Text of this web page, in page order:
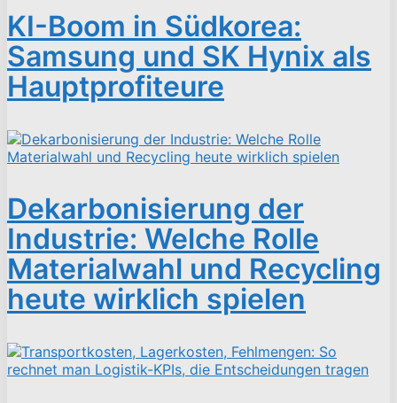
KI-Boom in Südkorea:
Samsung und SK Hynix als
Hauptprofiteure
Dekarbonisierung der
Industrie: Welche Rolle
Materialwahl und Recycling
heute wirklich spielen